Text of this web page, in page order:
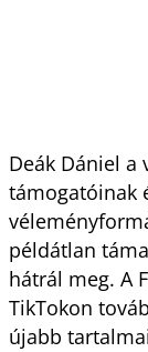
Deák Dániel
támogatóinak
példátlan
hátrál meg. A
TikTokon
újabb